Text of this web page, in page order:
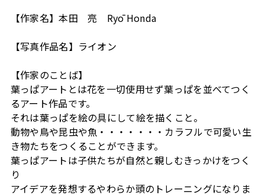
【作家名】本田 亮 Ryō Honda
【写真作品名】ライオン
【作家のことば】
葉っぱアートとは花を一切使用せず葉っぱを並べてつく
るアート作品です。
それは葉っぱを絵の具にして絵を描くこと。
動物や鳥や昆虫や魚・・・・・・・カラフルで可愛い生
き物たちをつくることができます。
葉っぱアートは子供たちが自然と親しむきっかけをつく
り
アイデアを発想するやわらか頭のトレーニングになりま